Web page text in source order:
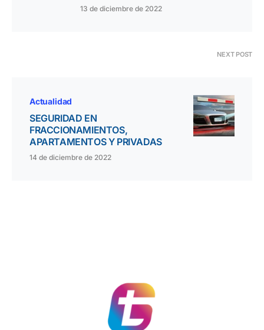
13 de diciembre de 2022
NEXT POST
Actualidad
SEGURIDAD EN
FRACCIONAMIENTOS,
APARTAMENTOS Y PRIVADAS
14 de diciembre de 2022